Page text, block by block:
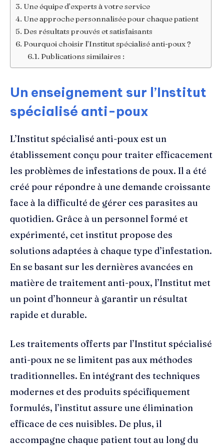
Une équipe d’experts à votre service
Une approche personnalisée pour chaque patient
Des résultats prouvés et satisfaisants
Pourquoi choisir l’Institut spécialisé anti-poux ?
Publications similaires :
Un enseignement sur l’Institut
spécialisé anti-poux
L’Institut spécialisé anti-poux est un
établissement conçu pour traiter efficacement
les problèmes de infestations de poux. Il a été
créé pour répondre à une demande croissante
face à la difficulté de gérer ces parasites au
quotidien. Grâce à un personnel formé et
expérimenté, cet institut propose des
solutions adaptées à chaque type d’infestation.
En se basant sur les dernières avancées en
matière de traitement anti-poux, l’Institut met
un point d’honneur à garantir un résultat
rapide et durable.
Les traitements offerts par l’Institut spécialisé
anti-poux ne se limitent pas aux méthodes
traditionnelles. En intégrant des techniques
modernes et des produits spécifiquement
formulés, l’institut assure une élimination
efficace de ces nuisibles. De plus, il
accompagne chaque patient tout au long du